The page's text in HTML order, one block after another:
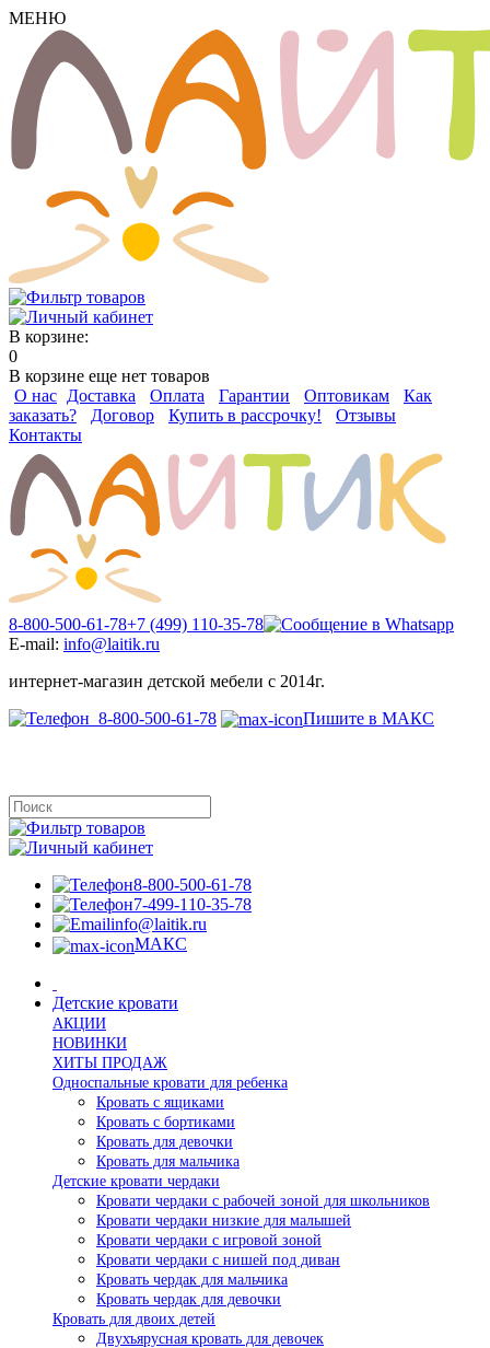
МЕНЮ
В корзине:
0
В корзине еще нет товаров
О нас Доставка Оплата Гарантии Оптовикам
Как
заказать?
Договор Купить в рассрочку!
Отзывы
Контакты
8-800-500-61-78+7 (499) 110-35-78
E-mail: info@laitik.ru
интернет-магазин детской мебели с 2014г.
8-800-500-61-78
Пишите в МАКС
8-800-500-61-78
7-499-110-35-78
info@laitik.ru
МАКС
Детские кровати
АКЦИИ
НОВИНКИ
ХИТЫ ПРОДАЖ
Односпальные кровати для ребенка
Кровать с ящиками
Кровать с бортиками
Кровать для девочки
Кровать для мальчика
Детские кровати чердаки
Кровати чердаки с рабочей зоной для школьников
Кровати чердаки низкие для малышей
Кровати чердаки с игровой зоной
Кровати чердаки с нишей под диван
Кровать чердак для мальчика
Кровать чердак для девочки
Кровать для двоих детей
Двухъярусная кровать для девочек